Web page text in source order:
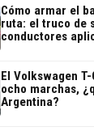
Cómo armar el
ruta: el truco de
conductores
El Volkswagen
ocho marchas,
Argentina?